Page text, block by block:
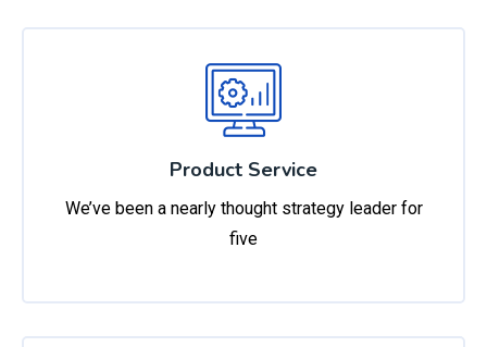
Product Service
We’ve been a nearly thought strategy leader for
five